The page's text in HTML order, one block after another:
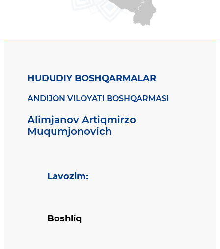
HUDUDIY BOSHQARMALAR
ANDIJON VILOYATI BOSHQARMASI
Alimjanov Artiqmirzo
Muqumjonovich
Lavozim:
Boshliq